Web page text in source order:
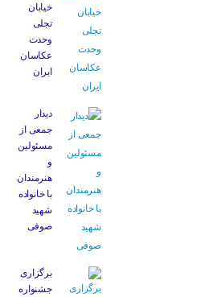
خیابان
تجلی
وحدت
عکاسان
ایران
دیدار
جمعی از
مسئولین
و
هنرمندان
با خانواده
شهید
صوفی
برگزاری
جشنواره